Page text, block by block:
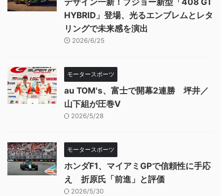
デザイン一新！プジョー新型「408 GT
HYBRID」登場、光るエンブレムとレタ
リングで未来感を演出
2026/6/25
モータースポーツ
au TOM's、富士で開幕2連勝 坪井／
山下組が圧巻V
2026/5/28
モータースポーツ
ホンダF1、マイアミGPで信頼性に手応
え 折原氏「前進」と評価
2026/5/30